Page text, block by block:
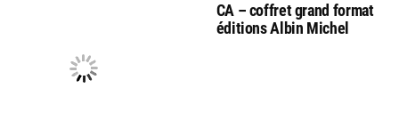
CA – coffret grand format
éditions Albin Michel